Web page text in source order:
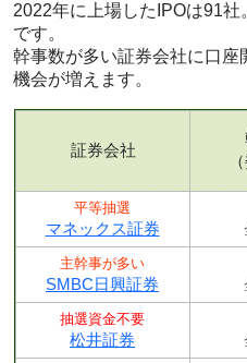
2022年に上場したIPOは91
です。
幹事数が多い証券会社に口座
機会が増えます。
証券会社
平等抽選
マネックス証券
主幹事が多い
SMBC日興証券
抽選資金不要
松井証券